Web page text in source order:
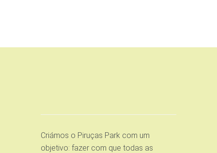
Criámos o Piruças Park com um
objetivo: fazer com que todas as